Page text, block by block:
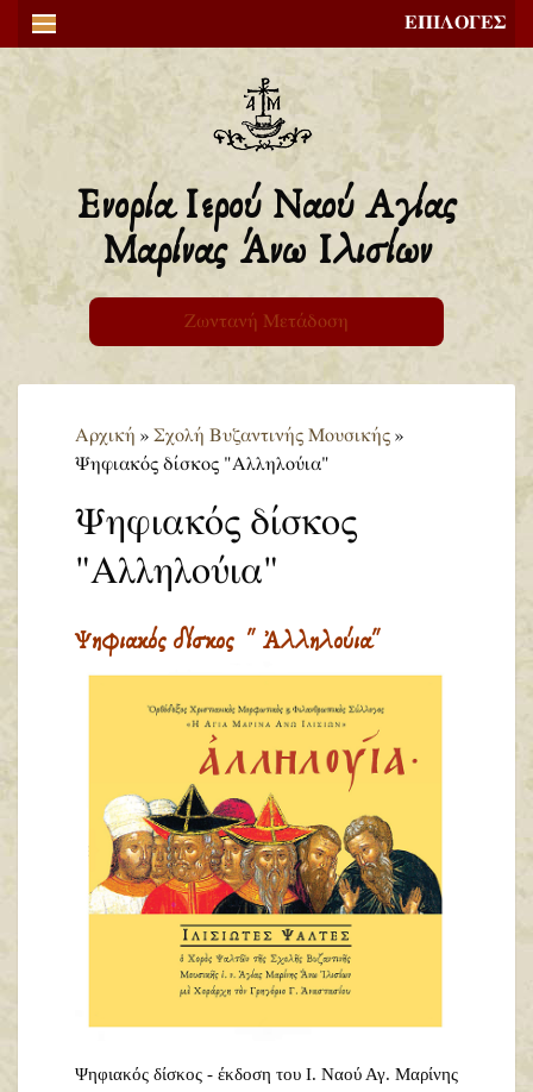
ΕΠΙΛΟΓΕΣ
Ενορία Ιερού Ναού Αγίας
Μαρίνας Άνω Ιλισίων
Ζωντανή Μετάδοση
Αρχική » Σχολή Βυζαντινής Μουσικής »
Ψηφιακός δίσκος "Αλληλούια"
Ψηφιακός δίσκος
"Αλληλούια"
Ψηφιακός δίσκος " Ἀλληλούια"
Ψηφιακός δίσκος - έκδοση του Ι. Ναού Αγ. Μαρίνης